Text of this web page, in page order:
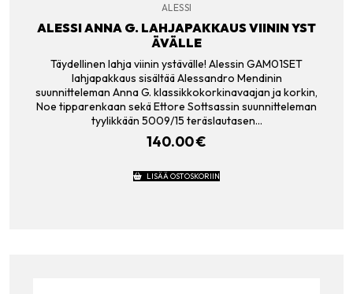
ALESSI
ALESSI ANNA G. LAHJAPAKKAUS VIININ YST
ÄVÄLLE
Täydellinen lahja viinin ystävälle! Alessin GAM01SET
lahjapakkaus sisältää Alessandro Mendinin
suunnitteleman Anna G. klassikkokorkinavaajan ja korkin,
Noe tipparenkaan sekä Ettore Sottsassin suunnitteleman
tyylikkään 5009/15 teräslautasen…
140.00€
LISÄÄ OSTOSKORIIN